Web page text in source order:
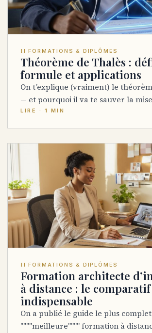
II FORMATIONS & DIPLÔMES
Théorème de Thalès :
formule et applications
On t’explique (vraiment) le
— et pourquoi il va te sauver la
LIRE · 1 MIN
II FORMATIONS & DIPLÔMES
Formation architecte
à distance : le comparatif
indispensable
On a publié le guide le plus
""""meilleure"""" formation à